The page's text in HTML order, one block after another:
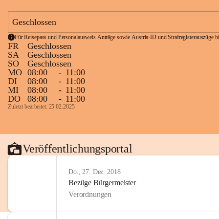
Geschlossen
Für Reisepass und Personalausweis Anträge sowie Austria-ID und Strafregisterauszüge
FR
Geschlossen
SA
Geschlossen
SO
Geschlossen
MO 08:00 - 11:00
DI
08:00 - 11:00
MI
08:00 - 11:00
DO
08:00 - 11:00
Zuletzt bearbeitet: 25.02.2025
Veröffentlichungsportal
Do., 27. Dez. 2018
Bezüge Bürgermeister
Verordnungen